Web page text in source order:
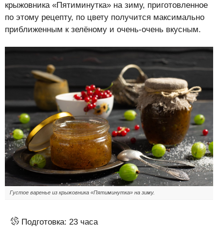
крыжовника «Пятиминутка» на зиму, приготовленное
по этому рецепту, по цвету получится максимально
приближенным к зелёному и очень-очень вкусным.
Густое варенье из крыжовника «Пятиминутка» на зиму.
Подготовка: 23 часа